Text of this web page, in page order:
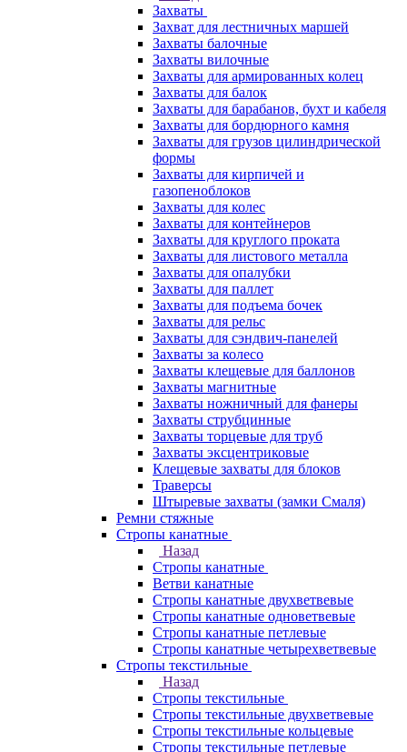
Захваты
Захват для лестничных маршей
Захваты балочные
Захваты вилочные
Захваты для армированных колец
Захваты для балок
Захваты для барабанов, бухт и кабеля
Захваты для бордюрного камня
Захваты для грузов цилиндрической
формы
Захваты для кирпичей и
газопеноблоков
Захваты для колес
Захваты для контейнеров
Захваты для круглого проката
Захваты для листового металла
Захваты для опалубки
Захваты для паллет
Захваты для подъема бочек
Захваты для рельс
Захваты для сэндвич-панелей
Захваты за колесо
Захваты клещевые для баллонов
Захваты магнитные
Захваты ножничный для фанеры
Захваты струбцинные
Захваты торцевые для труб
Захваты эксцентриковые
Клещевые захваты для блоков
Траверсы
Штыревые захваты (замки Смаля)
Ремни стяжные
Стропы канатные
Назад
Стропы канатные
Ветви канатные
Стропы канатные двухветвевые
Стропы канатные одноветвевые
Стропы канатные петлевые
Стропы канатные четырехветвевые
Стропы текстильные
Назад
Стропы текстильные
Стропы текстильные двухветвевые
Стропы текстильные кольцевые
Стропы текстильные петлевые